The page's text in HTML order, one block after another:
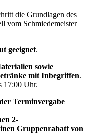
die Grundlagen des
vom Schmiedemeister
geeignet.
sowie
mit Inbegriffen.
17:00 Uhr.
Terminvergabe
2-
Gruppenrabatt von